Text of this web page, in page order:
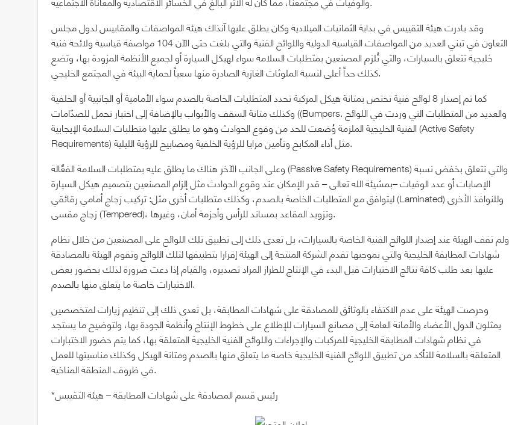
وقد بادرت هيئة التقييس في بداية الثمانيات الميلادية وكان يطلق عليها آنذاك هيئة المواصفات والمقاييس لدول مجلس
التعاون في تبني العديد من المواصفات القياسية الدولية واللوائح الفنية والتي بلغت حتى الآن 104 مواصفة قياسية ولائحة فنية
خليجية تتعلق بالسيارات، والتي تُلزم المصنعين بمتطلبات السلامة سواء لهيكل السيارة أو لجميع الأنظمة المزودة بها، وتضع
كذلك حداً أعلى لنسبة الملوثات الغازية الصادرة منها سعياً لحماية البيئة في المجتمع الخليجي.
كما تم إصدار 8 لوائح فنية تختص بمتانة هيكل المركبة تحدد المتطلبات الخاصة بالصدم سواء الأمامية أو الجانبية أو الخلفية
وكذلك متانة السقف والأبواب بالإضافة إلى اختبار تحمل للصدّامات ((Bumpers. والعديد من المتطلبات التي وردت في اللوائح
الفنية الخليجية الملزمة وُضعت للحد من وقوع الحوادث وهو ما يطلق عليها متطلبات السلامة الإيجابية (Active Safety
Requirements) مثل أداء المكابح وتأمين مرايا للرؤية الخلفية ومصابيح للرؤية الليلية.
وعلى الجانب الآخر هناك ما يطلق عليه بمتطلبات السلامة الفعَّالة (Passive Safety Requirements) والتي تتعلق بخفض نسبة
الإصابات أو عدد الوفيات –بمشيئة الله تعالى – قدر الإمكان عند وقوع الحوادث مثل إلزام المصنعين بتصميم هيكل السيارة
ليتوافق مع المتطلبات الخاصة بالصدم، وكذلك متطلبات أخرى مثل: تركيب زجاج أمامي رقائقي (Laminated) وللنوافذ الأخرى
زجاج مقسى (Tempered)، وتزويد المقاعد بمساند للرأس وأحزمة أمان، وغيرها.
ولم تقف الهيئة عند إصدار اللوائح الفنية الخاصة بالسيارات، بل تعدى ذلك إلى تطبيق تلك اللوائح على المصنعين من خلال نظام
شهادات المطابقة الخليجية والتي بموجبها تقدم الشركة المنتجة إلى الهيئة إقرارا بتطبيقها لتلك اللوائح وتقوم الهيئة بالمصادقة
عليها بعد طلب كافة نتائج الاختبارات قبل البدء في الإنتاج للطراز المراد تصديره، والقيام إذا دعت ضرورة لذلك بحضور بعض
الاختبارات خاصة ما يتعلق منها بالصدم.
وحرصت الهيئة على عدم الاكتفاء بالوثائق للمصادقة على شهادات المطابقة، بل تعدى ذلك إلى تنظيم زيارات لمتخصصين
يمثلون الدول الأعضاء والأمانة العامة إلى مصانع السيارات للإطلاع على خطوط الإنتاج وأنظمة الجودة بها، ولتوضيح ما يستجد
في نظام شهادات المطابقة الخليجية للمركبات والإجراءات واللوائح الفنية الخليجية المتعلقة بها، كما يتم حضور الاختبارات
المتعلقة بالسلامة للتأكد من تطبيق اللوائح الفنية الخليجية خاصة ما يتعلق منها بالصدم ومتانة الهيكل وكذلك مناسبتها للعمل
في ظروف المنطقة المناخية.
*رئيس قسم المصادقة على شهادات المطابقة – هيئة التقييس